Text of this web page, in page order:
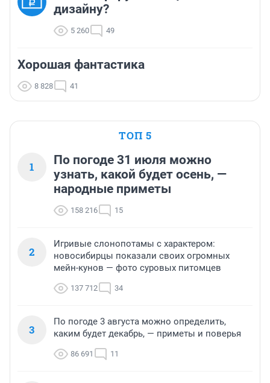
дизайну?
5 260 49
Хорошая фантастика
8 828 41
ТОП 5
1
По погоде 31 июля можно
узнать, какой будет осень, —
народные приметы
158 216 15
2
Игривые слонопотамы с характером:
новосибирцы показали своих огромных
мейн-кунов — фото суровых питомцев
137 712 34
3
По погоде 3 августа можно определить,
каким будет декабрь, — приметы и поверья
86 691 11